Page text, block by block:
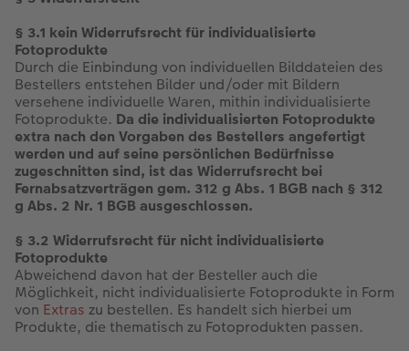
§ 3.1 kein Widerrufsrecht für individualisierte
Fotoprodukte
Durch die Einbindung von individuellen Bilddateien des
Bestellers entstehen Bilder und/oder mit Bildern
versehene individuelle Waren, mithin individualisierte
Fotoprodukte. Da die individualisierten Fotoprodukte
extra nach den Vorgaben des Bestellers angefertigt
werden und auf seine persönlichen Bedürfnisse
zugeschnitten sind, ist das Widerrufsrecht bei
Fernabsatzverträgen gem. 312 g Abs. 1 BGB nach § 312
g Abs. 2 Nr. 1 BGB ausgeschlossen.
§ 3.2 Widerrufsrecht für nicht individualisierte
Fotoprodukte
Abweichend davon hat der Besteller auch die
Möglichkeit, nicht individualisierte Fotoprodukte in Form
von Extras zu bestellen. Es handelt sich hierbei um
Produkte, die thematisch zu Fotoprodukten passen.